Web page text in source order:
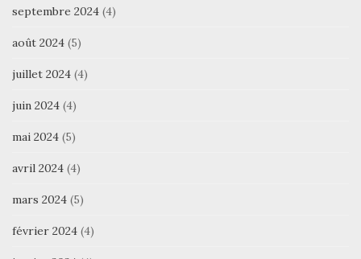
septembre 2024 (4)
août 2024 (5)
juillet 2024 (4)
juin 2024 (4)
mai 2024 (5)
avril 2024 (4)
mars 2024 (5)
février 2024 (4)